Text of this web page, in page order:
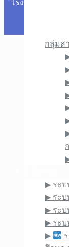
กลุ่มส
▶︎ ระ
▶︎ ระบ
▶︎ ระบ
▶︎ ระ
▶︎
ร
โรงเรียนภูซาง
อ